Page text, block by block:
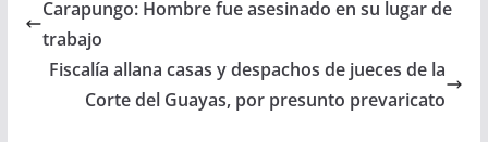
Carapungo: Hombre fue asesinado en su lugar de
trabajo
Fiscalía allana casas y despachos de jueces de la
Corte del Guayas, por presunto prevaricato